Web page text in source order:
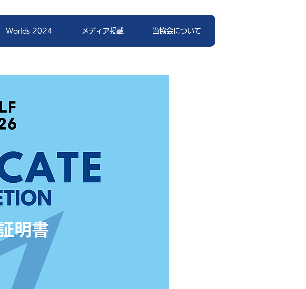
Worlds 2024 メディア掲載 当協会について